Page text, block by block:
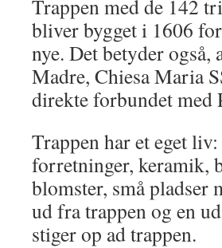
Trappen med de 142
bliver bygget i 1606
nye. Det betyder
Madre, Chiesa Maria
direkte forbundet med
Trappen har et eget
forretninger, keramik,
blomster, små pladser
ud fra trappen og en
stiger op ad trappen.